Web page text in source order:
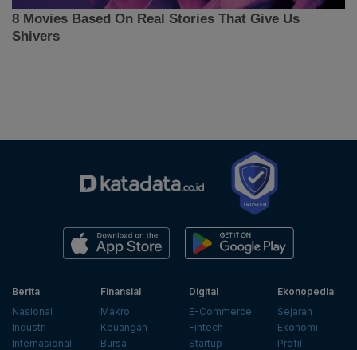
Berita
Nasional
Industri
Internasional
Finansial
Makro
Keuangan
Bursa
Digital
E-Commerce
Fintech
Startup
Ekonopedia
Sejarah
Ekonomi
Profil